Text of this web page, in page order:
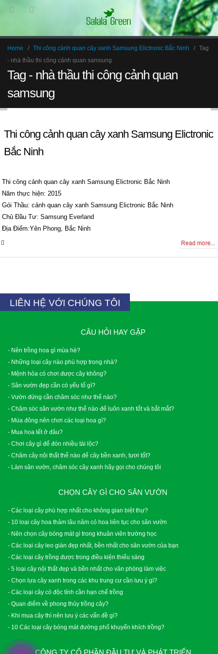
Home Thi công cảnh quan cây xanh Samsung Elictronic Bắc Ninh
Tag
- nhà thầu thi công cảnh quan samsung
Tag - nhà thầu thi công cảnh quan
samsung
Thi công cảnh quan cây xanh Samsung Elictronic
Bắc Ninh
Thi công cảnh quan cây xanh Samsung Elictronic Bắc Ninh
Năm thực hiện: 2015
Gói Thầu: cảnh quan cây xanh Samsung Elictronic Bắc Ninh
Chủ Đầu Tư: Samsung Everland
Địa Điểm:Yên Phong, Bắc Ninh
Read more...
LIÊN HỆ VỚI CHÚNG TÔI
CÂU HỎI HAY GẶP
- Nên trồng hoa gì mùa hè?
- Những loại cây nào phù hợp trong nhà?
- Mệnh hỏa có chơi được cây không?
- Sân vườn đẹp cần có yếu tố gì?
- Vườn đứng cần chăm sóc như thế nào?
- Chăm sóc sân vườn như thế nào để luôn xanh tốt và bắt mắt?
- Mùa đông nên chơi các loại hoa gì?
- Mua hoa tết ở đâu?
- Chơi cây gì để đón nhiều tài lộc?
- Chăm cây nội thất thế nào để cây bền xanh, tươi tốt?
- Làm sân vườn, chăm sóc cây xanh hãy gọi cho chúng tôi
CHỌN CÂY GÌ CHO SÂN VƯỜN
- Các loại cây phù hợp nhất cho không gian biệt thự?
- 10 loại cây hoa thảm lâu năm có hoa liên tục cho sân vườn
- Nên chọn cây bóng mát gì trong khuân viên trường học
- Các loại cây leo giàn đẹp nhất, bền nhất cho sân vườn của bạn
- Các loại cây trồng được trong điều kiện thiếu sáng
- 5 loại cây nội thất đẹp và bền nhất cho văn phòng làm việc
- Chọn lựa cây xanh trong các khu trung cư cần lưu ý gì?
- Các loại cây có độc tính cần hạn chế trồng
- Quan điểm về phong thủy trồng cây?
- Khi mua cây thì nên lưu ý các vấn đề gì?
- 10 Các loại cây bóng mát đường phố khuyến khích trồng?
CÔNG TY CỔ PHẦN ĐẦU TƯ VÀ PHÁT TRIỂN